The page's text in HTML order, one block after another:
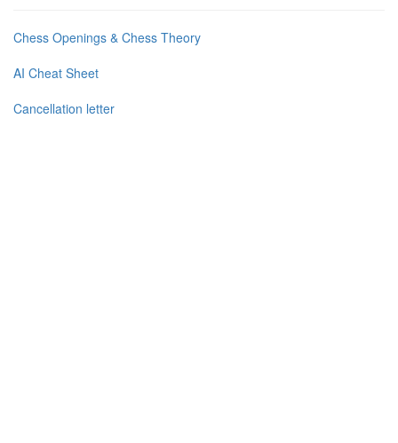
Chess Openings & Chess Theory
AI Cheat Sheet
Cancellation letter